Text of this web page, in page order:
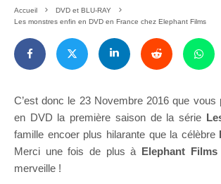
Accueil
DVD et BLU-RAY
Les monstres enfin en DVD en France chez Elephant Films
C’est donc le 23 Novembre 2016 que vous
en DVD la première saison de la série
famille encoer plus hilarante que la célèbre
Merci une fois de plus à Elephant Films
merveille !